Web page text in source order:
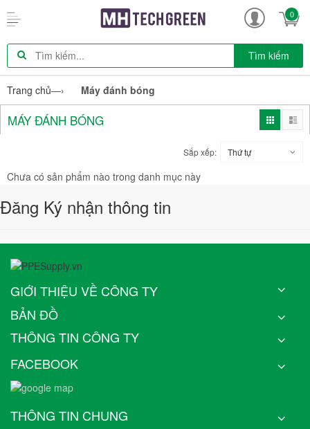
0
Tìm kiếm
Trang chủ—› Máy đánh bóng
MÁY ĐÁNH BÓNG
Sắp xếp: Thứ tự
Chưa có sản phẩm nào trong danh mục này
Đăng Ký nhận thông tin
GIỚI THIỆU VỀ CÔNG TY
BẢN ĐỒ
THÔNG TIN CÔNG TY
FACEBOOK
THÔNG TIN CHUNG